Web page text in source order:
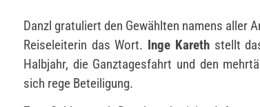
Danzl gratuliert den Gewählten namens aller
Reiseleiterin das Wort. Inge Karethstellt
Halbjahr, die Ganztagesfahrt und den
sich rege Beteiligung.